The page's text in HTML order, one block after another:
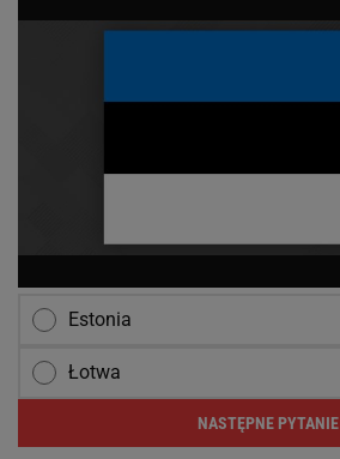
Estonia
Łotwa
NASTĘPNE PYTANIE